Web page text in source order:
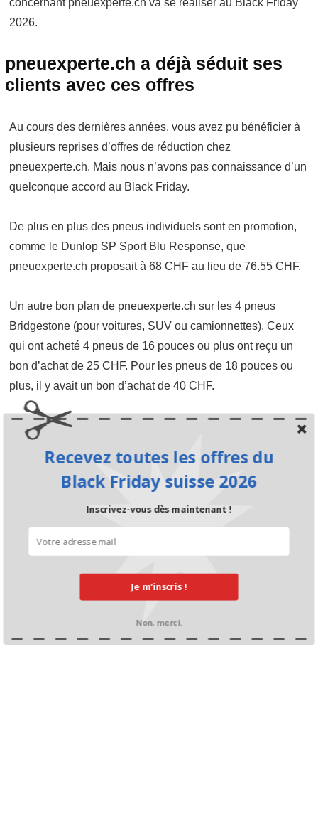
concernant pneuexperte.ch va se réaliser au Black Friday
2026.
pneuexperte.ch a déjà séduit ses
clients avec ces offres
Au cours des dernières années, vous avez pu bénéficier à
plusieurs reprises d’offres de réduction chez
pneuexperte.ch. Mais nous n’avons pas connaissance d’un
quelconque accord au Black Friday.
De plus en plus des pneus individuels sont en promotion,
comme le Dunlop SP Sport Blu Response, que
pneuexperte.ch proposait à 68 CHF au lieu de 76.55 CHF.
Un autre bon plan de pneuexperte.ch sur les 4 pneus
Bridgestone (pour voitures, SUV ou camionnettes). Ceux
qui ont acheté 4 pneus de 16 pouces ou plus ont reçu un
bon d’achat de 25 CHF. Pour les pneus de 18 pouces ou
plus, il y avait un bon d’achat de 40 CHF.
Je m’inscris !
Recevez toutes les offres du
Black Friday suisse 2026
Inscrivez-vous dès maintenant !
Non, merci.